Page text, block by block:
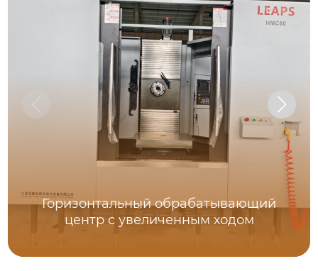
Горизонтальный обрабатывающий
центр с увеличенным ходом